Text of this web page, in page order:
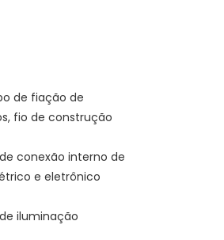
de fiação de
conexão interno de